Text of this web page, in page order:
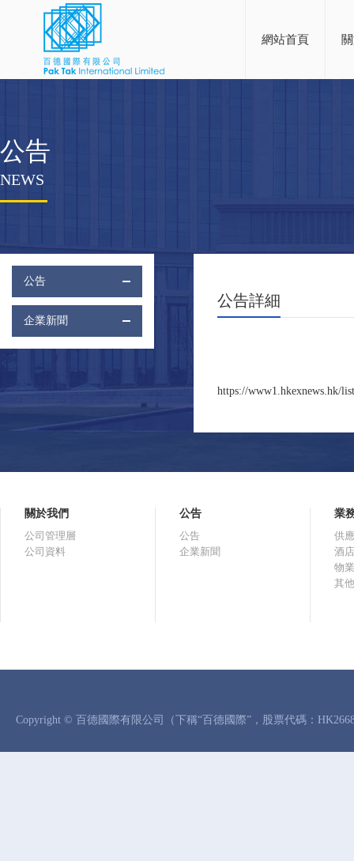
網站首頁
公告
NEWS
公告
企業新聞
公告詳細
https://www1.hkexnews.hk/
關於我們
公司管理層
公司資料
公告
公告
企業新聞
業
供
酒
物
其
Copyright © 百德國際有限公司（下稱“百德國際”，股票代碼：